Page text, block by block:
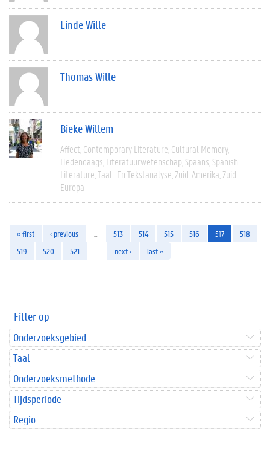
Linde Wille
Thomas Wille
Bieke Willem
Affect Contemporary Literature Cultural Memory
Hedendaags Literatuurwetenschap Spaans Spanish
Literature Taal- En Tekstanalyse Zuid-Amerika Zuid-
Europa
« first ‹ previous 513 514 515 516 517
518
519
520 521 next › last »
Filter op
Onderzoeksgebied
Taal
Onderzoeksmethode
Tijdsperiode
Regio